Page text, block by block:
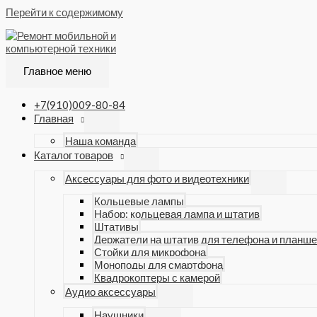
Перейти к содержимому
Главное меню
+7(910)009-80-84
Главная
Наша команда
Каталог товаров
Аксессуары для фото и видеотехники
Кольцевые лампы
Набор: кольцевая лампа и штатив
Штативы
Держатели на штатив для телефона и
Стойки для микрофона
Моноподы для смартфона
Квадрокоптеры с камерой
Аудио аксессуары